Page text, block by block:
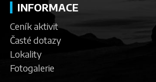
INFORMACE
Ceník aktivit
Časté dotazy
Lokality
Fotogalerie